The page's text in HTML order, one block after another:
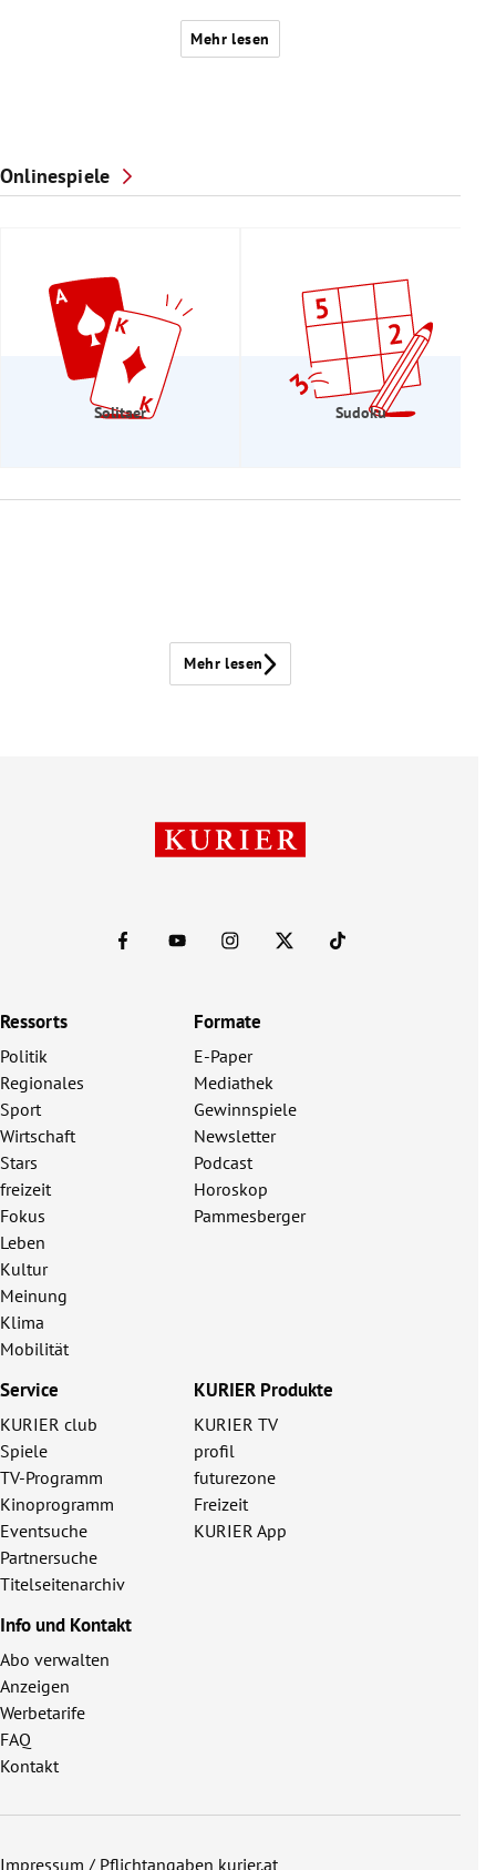
Mehr lesen
Onlinespiele
Solitaer Sudoku
Mehr lesen
Ressorts
Politik
Regionales
Sport
Wirtschaft
Stars
freizeit
Fokus
Leben
Kultur
Meinung
Klima
Mobilität
Formate
E-Paper
Mediathek
Gewinnspiele
Newsletter
Podcast
Horoskop
Pammesberger
Service
KURIER club
Spiele
TV-Programm
Kinoprogramm
Eventsuche
Partnersuche
Titelseitenarchiv
KURIER Produkte
KURIER TV
profil
futurezone
Freizeit
KURIER App
Info und Kontakt
Abo verwalten
Anzeigen
Werbetarife
FAQ
Kontakt
Impressum / Pflichtangaben kurier.at